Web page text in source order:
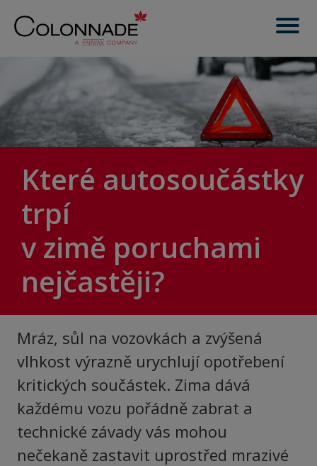
Které autosoučástky
trpí
v zimě poruchami
nejčastěji?
Mráz, sůl na vozovkách a zvýšená
vlhkost výrazně urychlují opotřebení
kritických součástek. Zima dává
každému vozu pořádně zabrat a
technické závady vás mohou
nečekaně zastavit uprostřed mrazivé